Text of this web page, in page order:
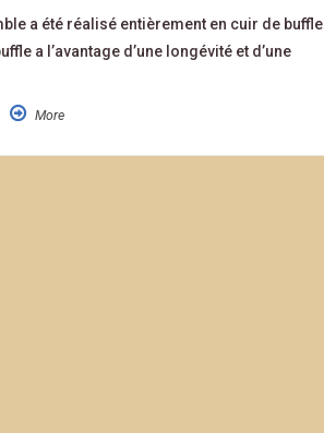
a été réalisé entièrement en cuir de buffle
a l’avantage d’une longévité et d’une
More